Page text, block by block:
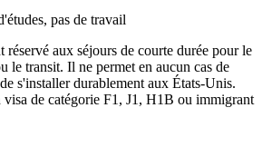
pas de travail
réservé aux séjours de courte durée pour le
le transit. Il ne permet en aucun cas de
s'installer durablement aux États-Unis.
visa de catégorie F1, J1, H1B ou immigrant